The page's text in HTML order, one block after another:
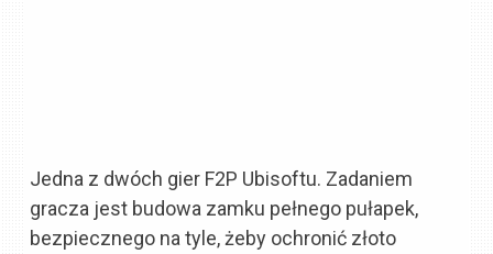
Jedna z dwóch gier F2P Ubisoftu. Zadaniem
gracza jest budowa zamku pełnego pułapek,
bezpiecznego na tyle, żeby ochronić złoto